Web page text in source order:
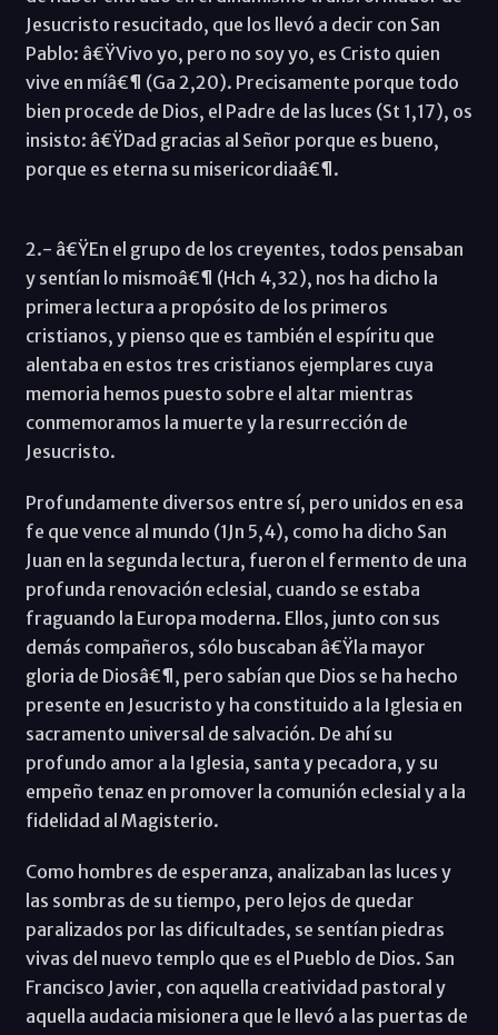
Jesucristo resucitado, que los llevó a decir con San
Pablo: â€ŸVivo yo, pero no soy yo, es Cristo quien
vive en míâ€¶ (Ga 2,20). Precisamente porque todo
bien procede de Dios, el Padre de las luces (St 1,17), os
insisto: â€ŸDad gracias al Señor porque es bueno,
porque es eterna su misericordiaâ€¶.
2.- â€ŸEn el grupo de los creyentes, todos pensaban
y sentían lo mismoâ€¶ (Hch 4,32), nos ha dicho la
primera lectura a propósito de los primeros
cristianos, y pienso que es también el espíritu que
alentaba en estos tres cristianos ejemplares cuya
memoria hemos puesto sobre el altar mientras
conmemoramos la muerte y la resurrección de
Jesucristo.
Profundamente diversos entre sí, pero unidos en esa
fe que vence al mundo (1Jn 5,4), como ha dicho San
Juan en la segunda lectura, fueron el fermento de una
profunda renovación eclesial, cuando se estaba
fraguando la Europa moderna. Ellos, junto con sus
demás compañeros, sólo buscaban â€Ÿla mayor
gloria de Diosâ€¶, pero sabían que Dios se ha hecho
presente en Jesucristo y ha constituido a la Iglesia en
sacramento universal de salvación. De ahí su
profundo amor a la Iglesia, santa y pecadora, y su
empeño tenaz en promover la comunión eclesial y a la
fidelidad al Magisterio.
Como hombres de esperanza, analizaban las luces y
las sombras de su tiempo, pero lejos de quedar
paralizados por las dificultades, se sentían piedras
vivas del nuevo templo que es el Pueblo de Dios. San
Francisco Javier, con aquella creatividad pastoral y
aquella audacia misionera que le llevó a las puertas de